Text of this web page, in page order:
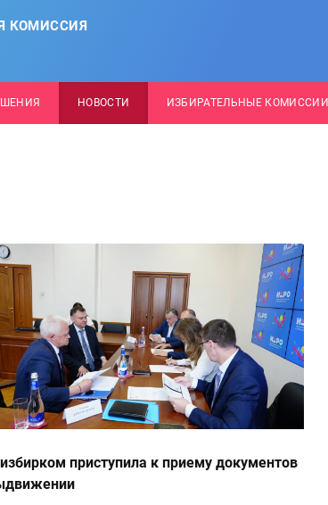
КОМИССИЯ
НОВОСТИ ИЗБИРАТЕЛЬНЫЕ КОМИССИИ
приступила к приему документов